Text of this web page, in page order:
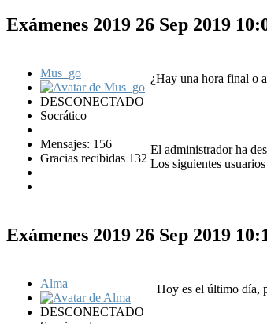
Exámenes 2019 26 Sep 2019
Mus_go
DESCONECTADO
Socrático
Mensajes: 156
Gracias recibidas 132
¿Hay una hora final o
El administrador ha
Los siguientes
Exámenes 2019 26 Sep 2019
Alma
DESCONECTADO
Hoy es el último día,